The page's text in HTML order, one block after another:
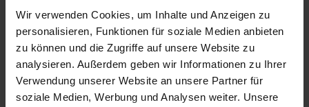
Wir verwenden Cookies, um Inhalte und Anzeigen zu
personalisieren, Funktionen für soziale Medien anbieten
zu können und die Zugriffe auf unsere Website zu
analysieren. Außerdem geben wir Informationen zu Ihrer
Verwendung unserer Website an unsere Partner für
soziale Medien, Werbung und Analysen weiter. Unsere